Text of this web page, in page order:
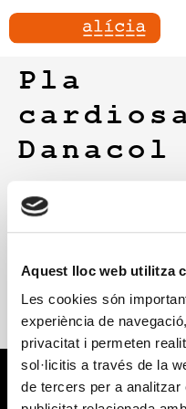
Aquest lloc web utilitza
Les cookies són
experiència de
privacitat i permeten
sol·licitis a través de la
de tercers per a
Pla
Danacol
Seguir una alimentació
d’activitat física és
nivells de colesterol
menú mensual
alimentari equilibrat
concreta, on s’inclouen